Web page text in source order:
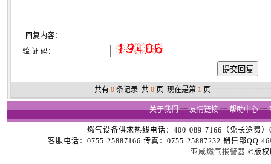
回复内容：
验 证 码：
共有 0 条记录 共 0 页 现在是第 1 页
关于我们┈友情链接┈帮助中心┈
燃气设备供求热线电话：400-089-7166（免长途费
客服电话：0755-25887166 传真：0755-25887232 销售部
亚威燃气报警器 ©版